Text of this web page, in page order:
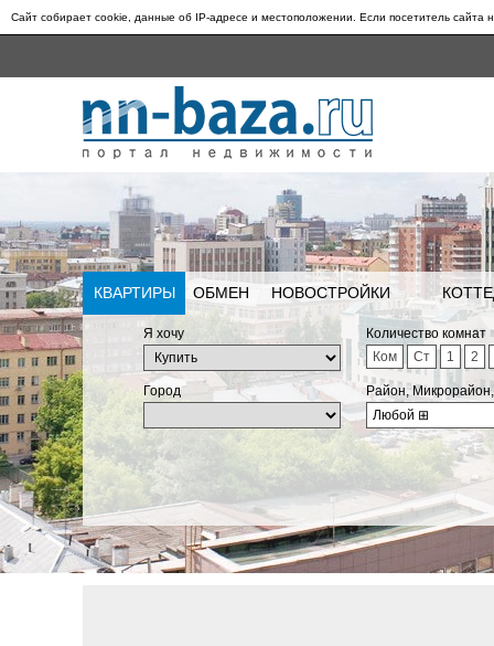
Сайт собирает cookie, данные об IP-адресе и местоположении. Если посетитель сайта
КВАРТИРЫ ОБМЕН НОВОСТРОЙКИ
Я хочу
Количество комнат
Ком
Ст 1 2
Город
Район,
Любой ⊞